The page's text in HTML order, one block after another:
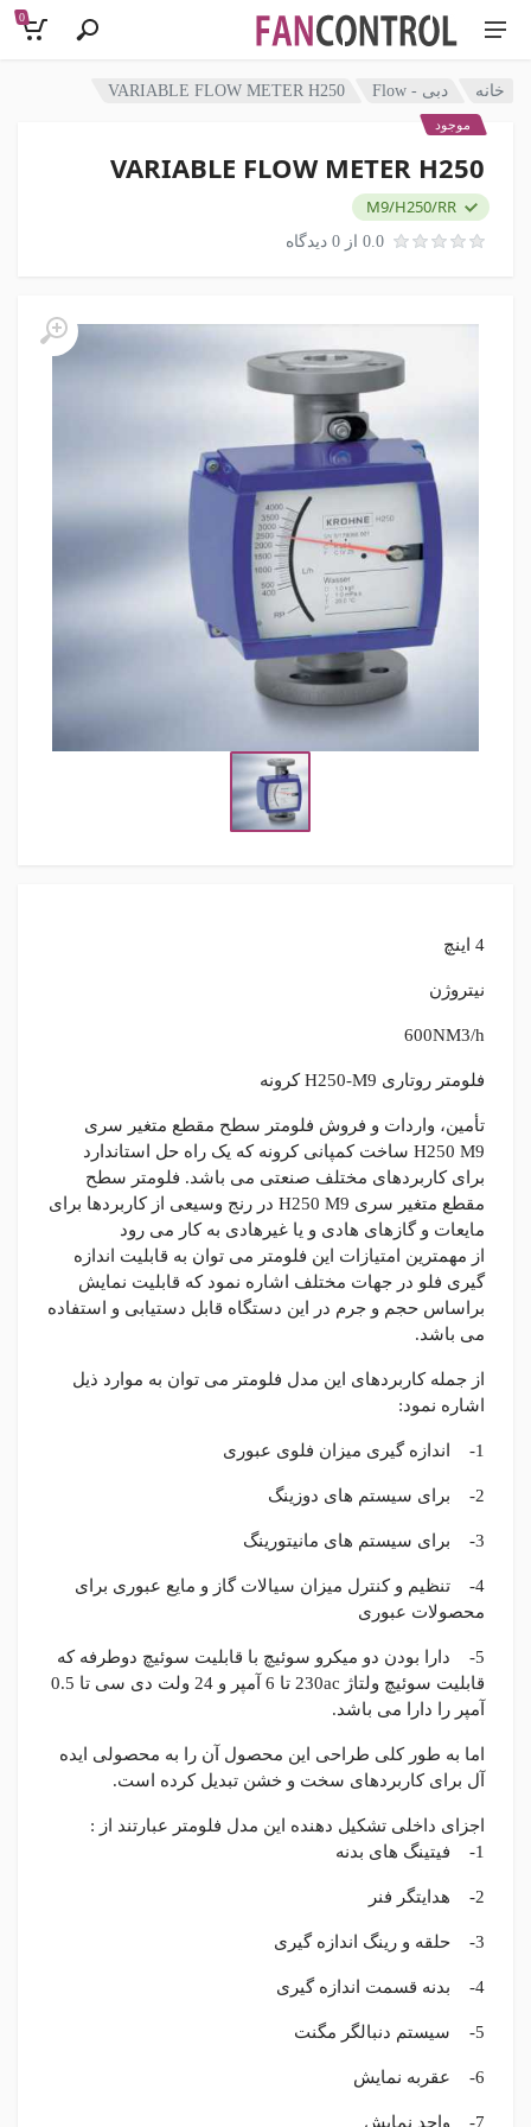
0
خانه دبی - Flow VARIABLE FLOW METER H250
VARIABLE FLOW METER H250
0.0 از 0 دیدگاه
M9/H250/RR
4 اینچ
نیتروژن
600NM3/h
فلومتر روتاری H250-M9 کرونه
تأمین، واردات و فروش فلومتر سطح مقطع متغیر سری
H250 M9 ساخت کمپانی کرونه که یک راه حل استاندارد
برای کاربردهای مختلف صنعتی می باشد. فلومتر سطح
مقطع متغیر سری H250 M9 در رنج وسیعی از کاربردها برای
مایعات و گازهای هادی و یا غیرهادی به کار می رود
از مهمترین امتیازات این فلومتر می توان به قابلیت اندازه
گیری فلو در جهات مختلف اشاره نمود که قابلیت نمایش
براساس حجم و جرم در این دستگاه قابل دستیابی و استفاده
می باشد.
از جمله کاربردهای این مدل فلومتر می توان به موارد ذیل
اشاره نمود:
1- اندازه گیری میزان فلوی عبوری
2- برای سیستم های دوزینگ
3- برای سیستم های مانیتورینگ
4- تنظیم و کنترل میزان سیالات گاز و مایع عبوری برای
محصولات عبوری
5- دارا بودن دو میکرو سوئیچ با قابلیت سوئیچ دوطرفه که
قابلیت سوئیچ ولتاژ 230ac تا 6 آمپر و 24 ولت دی سی تا 0.5
آمپر را دارا می باشد.
اما به طور کلی طراحی این محصول آن را به محصولی ایده
آل برای کاربردهای سخت و خشن تبدیل کرده است.
اجزای داخلی تشکیل دهنده این مدل فلومتر عبارتند از :
1- فیتینگ های بدنه
2- هدایتگر فنر
3- حلقه و رینگ اندازه گیری
4- بدنه قسمت اندازه گیری
5- سیستم دنبالگر مگنت
6- عقربه نمایش
7- واحد نمایش
موجود